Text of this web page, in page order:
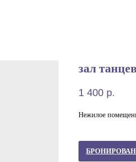
зал
1 400 р.
Нежилое